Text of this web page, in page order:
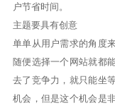
户节省时间。
主题要具有创意
单单从用户需求的角度
随便选择一个网站就都
去了竞争力，就只能坐
机会，但是这个机会是